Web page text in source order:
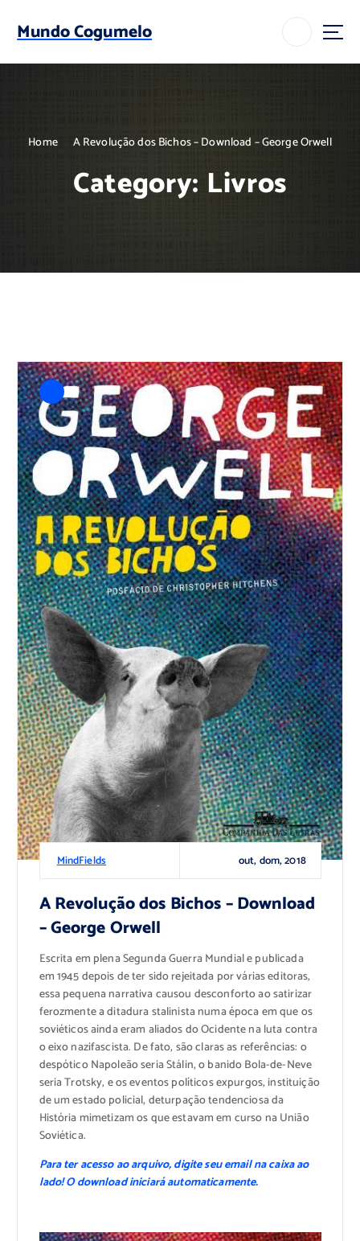
p
Mundo Cogumelo
Home A Revolução dos Bichos – Download – George Orwell
Category: Livros
MindFields out, dom, 2018
A Revolução dos Bichos – Download
– George Orwell
Escrita em plena Segunda Guerra Mundial e publicada
em 1945 depois de ter sido rejeitada por várias editoras,
essa pequena narrativa causou desconforto ao satirizar
ferozmente a ditadura stalinista numa época em que os
soviéticos ainda eram aliados do Ocidente na luta contra
o eixo nazifascista. De fato, são claras as referências: o
despótico Napoleão seria Stálin, o banido Bola-de-Neve
seria Trotsky, e os eventos políticos expurgos, instituição
de um estado policial, deturpação tendenciosa da
História mimetizam os que estavam em curso na União
Soviética.
Para ter acesso ao arquivo, digite seu email na caixa ao
lado! O download iniciará automaticamente.